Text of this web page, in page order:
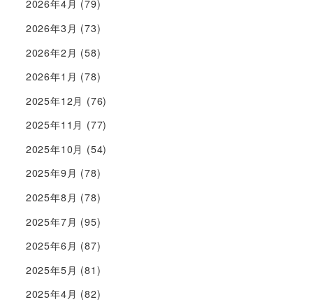
2026年4月 (79)
2026年3月 (73)
2026年2月 (58)
2026年1月 (78)
2025年12月 (76)
2025年11月 (77)
2025年10月 (54)
2025年9月 (78)
2025年8月 (78)
2025年7月 (95)
2025年6月 (87)
2025年5月 (81)
2025年4月 (82)